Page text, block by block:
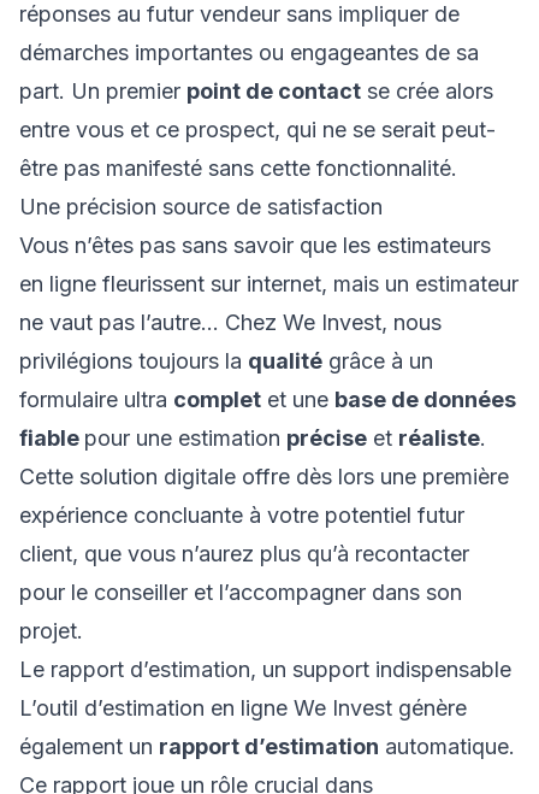
réponses au futur vendeur sans impliquer de
démarches importantes ou engageantes de sa
part. Un premier point de contact se crée alors
entre vous et ce prospect, qui ne se serait peut-
être pas manifesté sans cette fonctionnalité.
Une précision source de satisfaction
Vous n’êtes pas sans savoir que les estimateurs
en ligne fleurissent sur internet, mais un estimateur
ne vaut pas l’autre… Chez We Invest, nous
privilégions toujours la qualité grâce à un
formulaire ultra complet et une base de données
fiable pour une estimation précise et réaliste.
Cette solution digitale offre dès lors une première
expérience concluante à votre potentiel futur
client, que vous n’aurez plus qu’à recontacter
pour le conseiller et l’accompagner dans son
projet.
Le rapport d’estimation, un support indispensable
L’outil d’estimation en ligne We Invest génère
également un rapport d’estimation automatique.
Ce rapport joue un rôle crucial dans